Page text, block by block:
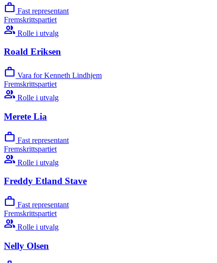
work Fast representant
Fremskrittspartiet
group Rolle i utvalg
Roald Eriksen
work Vara for Kenneth Lindhjem
Fremskrittspartiet
group Rolle i utvalg
Merete Lia
work Fast representant
Fremskrittspartiet
group Rolle i utvalg
Freddy Etland Stave
work Fast representant
Fremskrittspartiet
group Rolle i utvalg
Nelly Olsen